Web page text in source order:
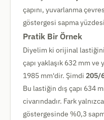
çapını, yuvarlanma
göstergesi sapma
Pratik Bir Örnek
Diyelim ki orijinal
çapı yaklaşık 632 mm
1985 mm'dir. Şimdi 205/
Bu lastiğin dış çapı 634
civarındadır. Fark
göstergesinde %0,3